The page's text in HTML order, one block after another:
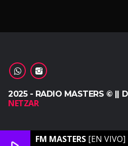
2025 - RADIO MASTERS © ||
NETZAR
FM MASTERS [EN VIVO]